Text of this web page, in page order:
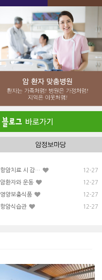
항암치료 시 감… 12-27
암환자와 운동 12-27
영양보충식품 12-27
항암식습관 12-27